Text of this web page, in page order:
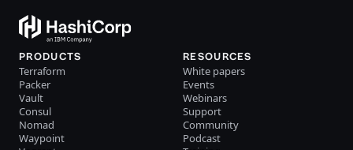
PRODUCTS
Terraform
Packer
Vault
Consul
Nomad
Waypoint
RESOURCES
White papers
Events
Webinars
Support
Community
Podcast